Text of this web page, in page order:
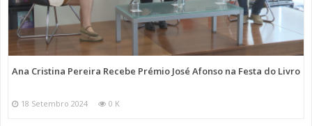
Ana Cristina Pereira Recebe Prémio José Afonso na Festa do Livro
18 Setembro 2024 0 K